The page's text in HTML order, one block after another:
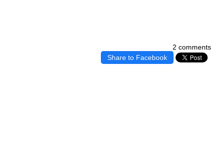
2 comments
Share to Facebook